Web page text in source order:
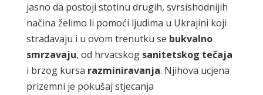
jasno da postoji stotinu drugih, svrsishodnijih
načina želimo li pomoći ljudima u Ukrajini koji
stradavaju i u ovom trenutku se bukvalno
smrzavaju, od hrvatskog sanitetskog tečaja
i brzog kursa razminiravanja. Njihova ucjena
prizemni je pokušaj stjecanja